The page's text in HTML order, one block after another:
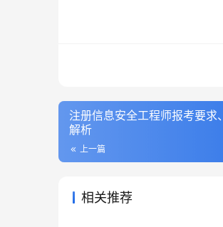
注册信息安全工程师报考要求
解析
上一篇
相关推荐